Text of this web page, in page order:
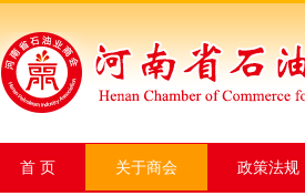
首 页 关于商会 政策法规